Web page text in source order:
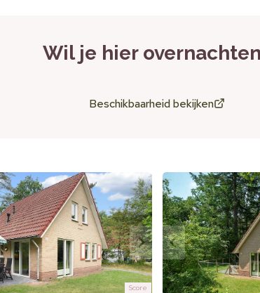
Wil je hier
Beschikbaarheid bekijken
Score